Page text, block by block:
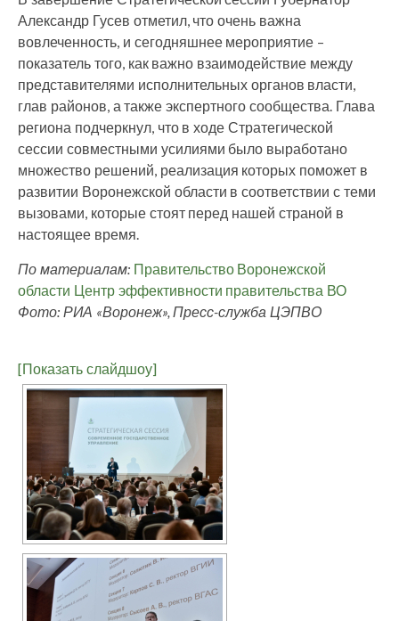
Александр Гусев отметил, что очень важна
вовлеченность, и сегодняшнее мероприятие –
показатель того, как важно взаимодействие между
представителями исполнительных органов власти,
глав районов, а также экспертного сообщества. Глава
региона подчеркнул, что в ходе Стратегической
сессии совместными усилиями было выработано
множество решений, реализация которых поможет в
развитии Воронежской области в соответствии с теми
вызовами, которые стоят перед нашей страной в
настоящее время.
По материалам: Правительство Воронежской
области Центр эффективности правительства ВО
Фото: РИА «Воронеж», Пресс-служба ЦЭПВО
[Показать слайдшоу]